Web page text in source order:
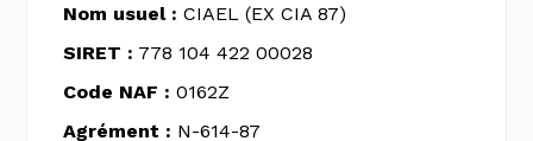
Nom usuel : CIAEL (EX CIA 87)
SIRET : 778 104 422 00028
Code NAF : 0162Z
Agrément : N-614-87